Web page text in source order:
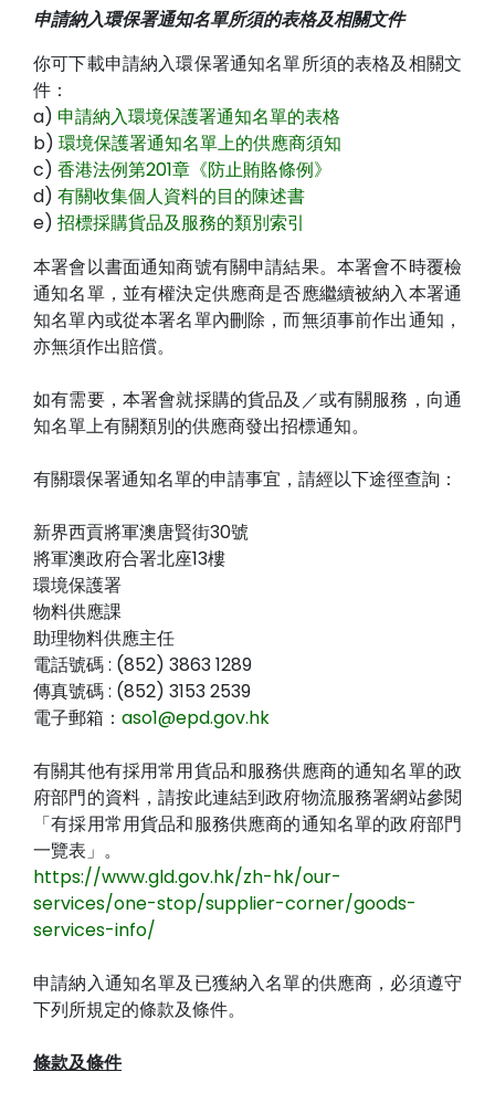
申請納入環保署通知名單所須的表格及相關文件
你可下載申請納入環保署通知名單所須的表格及相關文
件：
a) 申請納入環境保護署通知名單的表格
b) 環境保護署通知名單上的供應商須知
c) 香港法例第201章《防止賄賂條例》
d) 有關收集個人資料的目的陳述書
e) 招標採購貨品及服務的類別索引
本署會以書面通知商號有關申請結果。本署會不時覆檢
通知名單，並有權決定供應商是否應繼續被納入本署通
知名單內或從本署名單內刪除，而無須事前作出通知，
亦無須作出賠償。
如有需要，本署會就採購的貨品及／或有關服務，向通
知名單上有關類別的供應商發出招標通知。
有關環保署通知名單的申請事宜，請經以下途徑查詢：
新界西貢將軍澳唐賢街30號
將軍澳政府合署北座13樓
環境保護署
物料供應課
助理物料供應主任
電話號碼 : (852) 3863 1289
傳真號碼 : (852) 3153 2539
電子郵箱： aso1@epd.gov.hk
有關其他有採用常用貨品和服務供應商的通知名單的政
府部門的資料，請按此連結到政府物流服務署網站參閱
「有採用常用貨品和服務供應商的通知名單的政府部門
一覽表」。
https://www.gld.gov.hk/zh-hk/our-
services/one-stop/supplier-corner/goods-
services-info/
申請納入通知名單及已獲納入名單的供應商，必須遵守
下列所規定的條款及條件。
條款及條件